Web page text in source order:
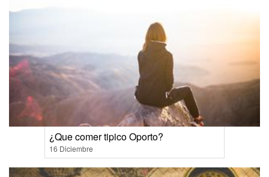
¿Que comer tipico Oporto?
16 Diciembre